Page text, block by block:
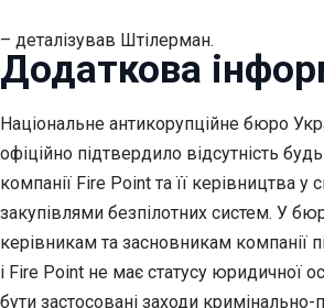
– деталізував Штілерман.
Додаткова
Національне антикорупційне бюро
офіційно підтвердило відсутність
компанії Fire Point та її керівництва у
закупівлями безпілотних систем. У
керівникам та засновникам компанії
і Fire Point не має статусу юридичної
бути застосовані заходи кримінально-